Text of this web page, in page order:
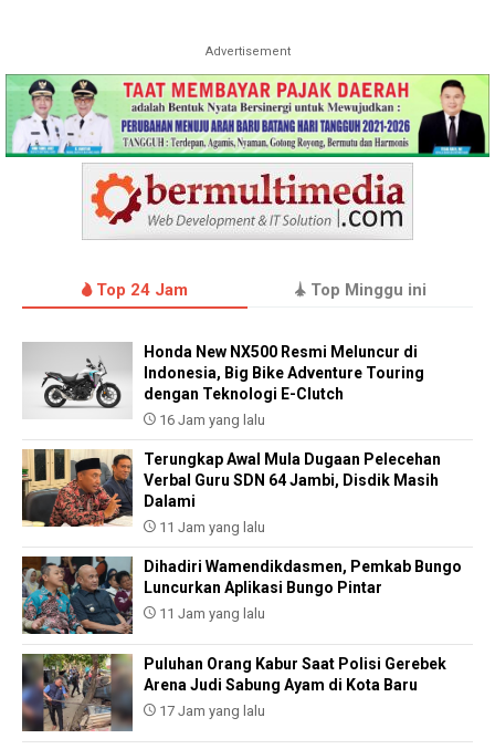
Advertisement
Top 24 Jam Top Minggu ini
Honda New NX500 Resmi Meluncur di
Indonesia, Big Bike Adventure Touring
dengan Teknologi E-Clutch
16 Jam yang lalu
Terungkap Awal Mula Dugaan Pelecehan
Verbal Guru SDN 64 Jambi, Disdik Masih
Dalami
11 Jam yang lalu
Dihadiri Wamendikdasmen, Pemkab Bungo
Luncurkan Aplikasi Bungo Pintar
11 Jam yang lalu
Puluhan Orang Kabur Saat Polisi Gerebek
Arena Judi Sabung Ayam di Kota Baru
17 Jam yang lalu